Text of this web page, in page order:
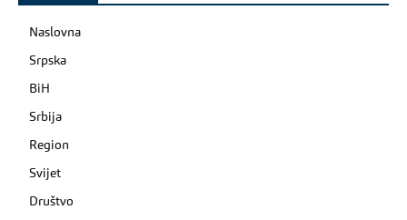
Naslovna
Srpska
BiH
Srbija
Region
Svijet
Društvo